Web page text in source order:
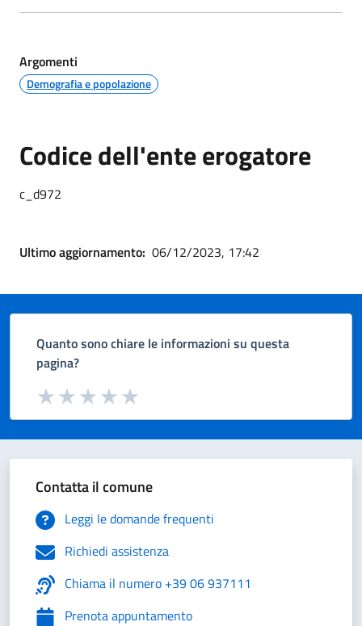
Argomenti
Demografia e popolazione
Codice dell'ente erogatore
c_d972
Ultimo aggiornamento: 06/12/2023, 17:42
Quanto sono chiare le informazioni su questa
pagina?
Valuta da 1 a 5 stelle la pagina
Valuta 5 stelle su 5
Valuta 4 stelle su 5
Valuta 3 stelle su 5
Valuta 2 stelle su 5
Valuta 1 stelle su 5
Contatta il comune
Leggi le domande frequenti
Richiedi assistenza
Chiama il numero +39 06 937111
Prenota appuntamento